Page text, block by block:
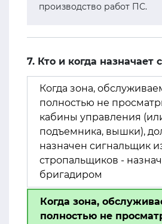
производство работ ПС.
7. Кто и когда назначает
Когда зона,
полностью не
кабины управления
подъемника, вышки),
назначен сигнальщик
стропальщиков -
бригадиром
Когда зона,
полностью не